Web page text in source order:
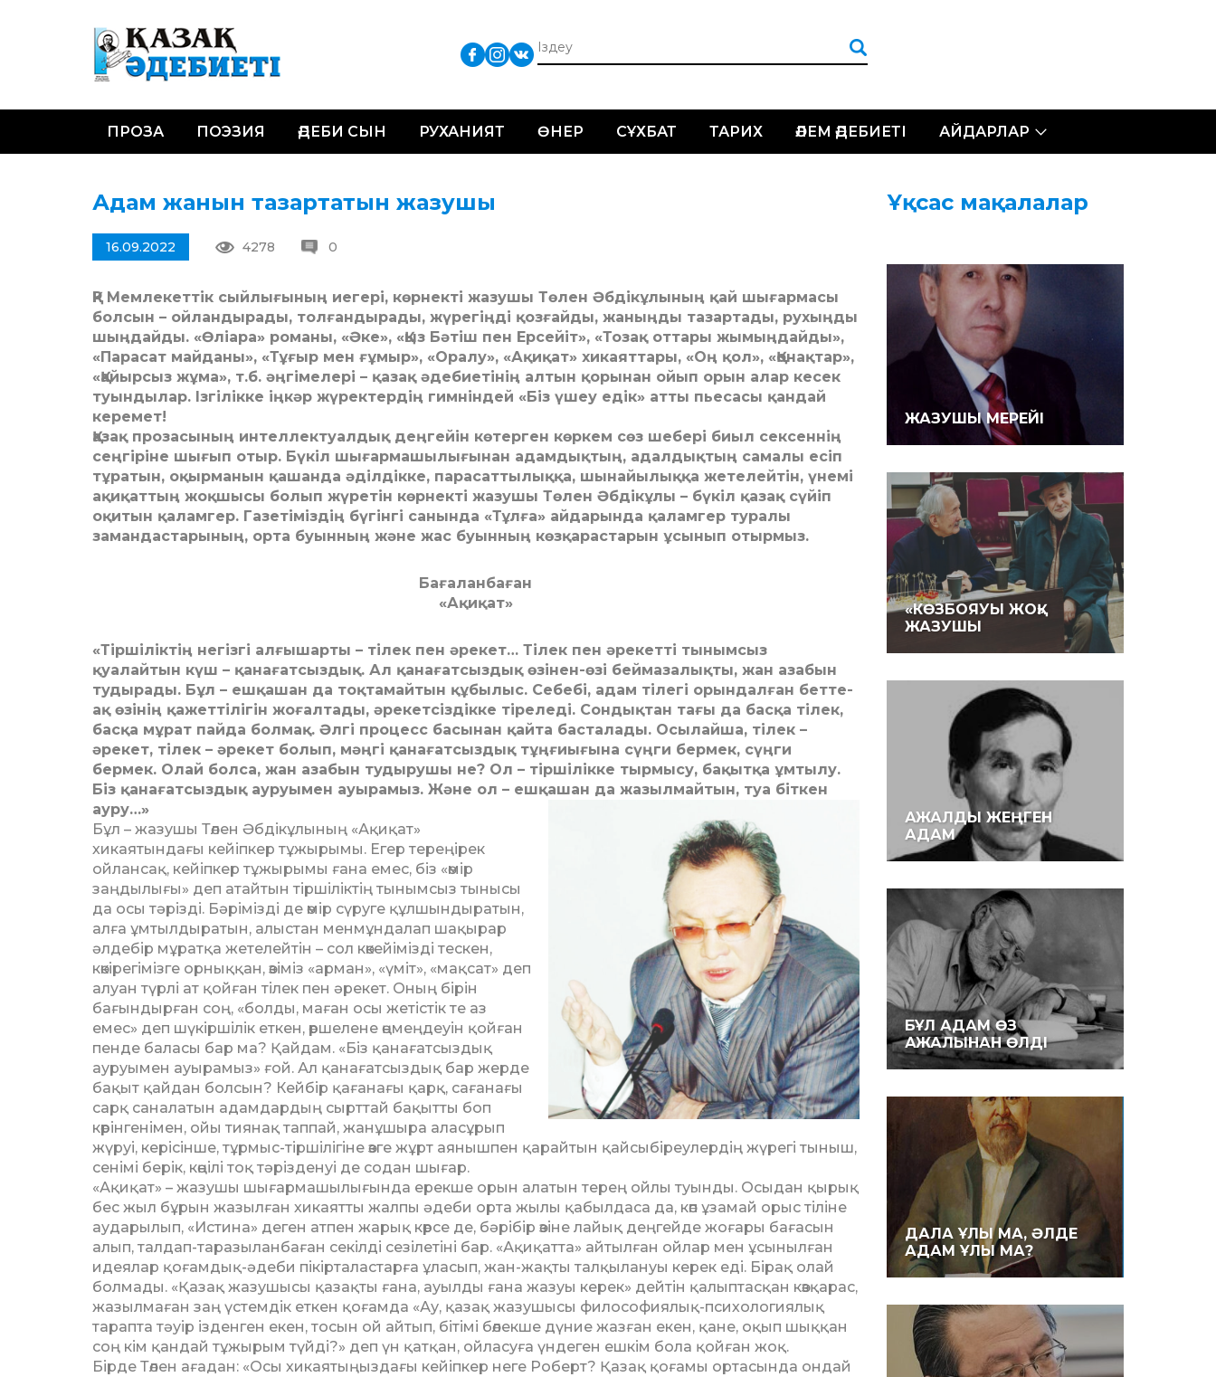
ПРОЗА ПОЭЗИЯ ӘДЕБИ СЫН РУХАНИЯТ ӨНЕР СҰХБАТ ТАРИХ ӘЛЕМ ӘДЕБИЕТІ АЙДАРЛАР
Адам жанын тазартатын жазушы
16.09.2022 4278 0
ҚР Мемлекеттік сыйлығының иегері, көрнекті жазушы Төлен Әбдікұлының қай шығармасы
болсын – ойландырады, толғандырады, жүрегіңді қозғайды, жаныңды тазартады, рухыңды
шыңдайды. «Өліара» романы, «Әке», «Қыз Бәтіш пен Ерсейіт», «Тозақ оттары жымыңдайды»,
«Парасат майданы», «Тұғыр мен ғұмыр», «Оралу», «Ақиқат» хикаяттары, «Оң қол», «Қонақтар»,
«Қайырсыз жұма», т.б. әңгімелері – қазақ әдебиетінің алтын қорынан ойып орын алар кесек
туындылар. Ізгілікке іңкәр жүректердің гимніндей «Біз үшеу едік» атты пьесасы қандай
керемет!
Қазақ прозасының интеллектуалдық деңгейін көтерген көркем сөз шебері биыл сексеннің
сеңгіріне шығып отыр. Бүкіл шығармашылығынан адамдықтың, адалдықтың самалы есіп
тұратын, оқырманын қашанда әділдікке, парасаттылыққа, шынайылыққа жетелейтін, үнемі
ақиқаттың жоқшысы болып жүретін көрнекті жазушы Төлен Әбдікұлы – бүкіл қазақ сүйіп
оқитын қаламгер. Газетіміздің бүгінгі санында «Тұлға» айдарында қаламгер туралы
замандастарының, орта буынның және жас буынның көзқарастарын ұсынып отырмыз.
Бағаланбаған
«Ақиқат»
«Тіршіліктің негізгі алғышарты – тілек пен әрекет… Тілек пен әре­кет­ті тынымсыз
қуалайтын күш – қана­ғатсыздық. Ал қанағатсыздық өзінен-өзі беймазалықты, жан аза­бын
тудырады. Бұл – ешқашан да тоқ­та­майтын құбылыс. Себебі, адам тілегі орындалған бетте-
ақ өзінің қажеттілігін жоғалтады, әрекетсіздікке тіреледі. Сондықтан тағы да басқа тілек,
басқа мұрат пайда болмақ. Әлгі процесс басынан қайта басталады. Осылайша, тілек –
әрекет, тілек – әрекет болып, мәңгі қанағатсыздық тұңғиығына сүң­ги бермек, сүңги
бермек. Олай болса, жан азабын тудырушы не? Ол – тіршілікке тырмысу, бақытқа ұмтылу.
Біз қанағатсыздық ауруымен ауырамыз. Және ол – ешқашан да жазылмайтын, туа біткен
ауру…»
Бұл – жазушы Төлен Әбдікұлының «Ақиқат»
хикаятындағы кейіпкер тұ­жы­рымы. Егер тереңірек
ойлансақ, кейіп­кер тұжырымы ғана емес, біз «өмір
заңдылығы» деп атайтын тір­шілік­­тің тынымсыз тынысы
да осы тәрізді. Бәрімізді де өмір сүруге құлшын­дыра­тын,
алға ұмтылдыратын, алыстан мен­мұн­далап шақырар
әлдебір мұратқа же­телейтін – сол көкейімізді тескен,
көкірегімізге орныққан, өзіміз «арман», «үміт», «мақсат» деп
алуан түрлі ат қойған тілек пен әрекет. Оның бірін
бағындырған соң, «болды, маған осы жетістік те аз
емес» деп шүкіршілік ет­кен, өршелене өңмеңдеуін қойған
пен­де баласы бар ма? Қайдам. «Біз қа­нағатсыздық
ауруымен ауырамыз» ғой. Ал қанағатсыздық бар жерде
бақыт қайдан болсын? Кейбір қағанағы қарқ, сағанағы
сарқ саналатын адамдардың сырттай бақытты боп
көрінгенімен, ойы тиянақ таппай, жанұшыра аласұрып
жүруі, керісінше, тұрмыс-тіршілігіне өзге жұрт аянышпен қарайтын қай­сы­біреулердің жүрегі тыныш,
сенімі берік, көңілі тоқ тәрізденуі де содан шығар.
«Ақиқат» – жазушы шығарма­шылы­ғында ерекше орын алатын терең ойлы туынды. Осыдан қырық
бес жыл бұрын жазылған хикаятты жалпы әдеби орта жылы қабылдаса да, көп ұзамай орыс тіліне
аударылып, «Истина» деген атпен жарық көрсе де, бәрібір өзіне лайық деңгейде жоғары бағасын
алып, талдап-таразыланбаған секілді сезілетіні бар. «Ақиқатта» айтылған ойлар мен ұсы­ныл­ған
идеялар қоғамдық-әдеби пікір­таластарға ұласып, жан-жақты тал­қылануы керек еді. Бірақ олай
болмады. «Қазақ жазушысы қазақты ғана, ауылды ғана жазуы керек» дейтін қалыптасқан көзқарас,
жазылмаған заң үстемдік еткен қоғамда «Ау, қазақ жазушысы философиялық-психологиялық
тарапта тәуір ізденген екен, тосын ой айтып, бітімі бөлекше дүние жазған екен, қане, оқып шыққан
соң кім қандай тұжырым түйді?» деп үн қатқан, ойласуға үндеген ешкім бола қойған жоқ.
Бірде Төлен ағадан: «Осы хикая­тыңыз­дағы кейіпкер неге Роберт? Қазақ қоғамы ортасында ондай
Ұқсас мақалалар
ЖАЗУШЫ МЕРЕЙІ
«КӨЗБОЯУЫ ЖОҚ»
ЖАЗУШЫ
АЖАЛДЫ ЖЕҢГЕН
АДАМ
БҰЛ АДАМ ӨЗ
АЖАЛЫНАН ӨЛДІ
ДАЛА ҰЛЫ МА, ӘЛДЕ
АДАМ ҰЛЫ МА?